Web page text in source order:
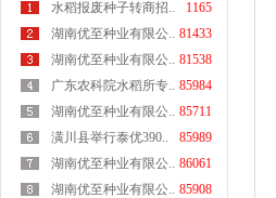
1165
水稻报废种子转商招..
81433
湖南优至种业有限公..
81538
湖南优至种业有限公..
85984
广东农科院水稻所专..
85711
湖南优至种业有限公..
85989
潢川县举行泰优390..
86061
湖南优至种业有限公..
85908
湖南优至种业有限公..